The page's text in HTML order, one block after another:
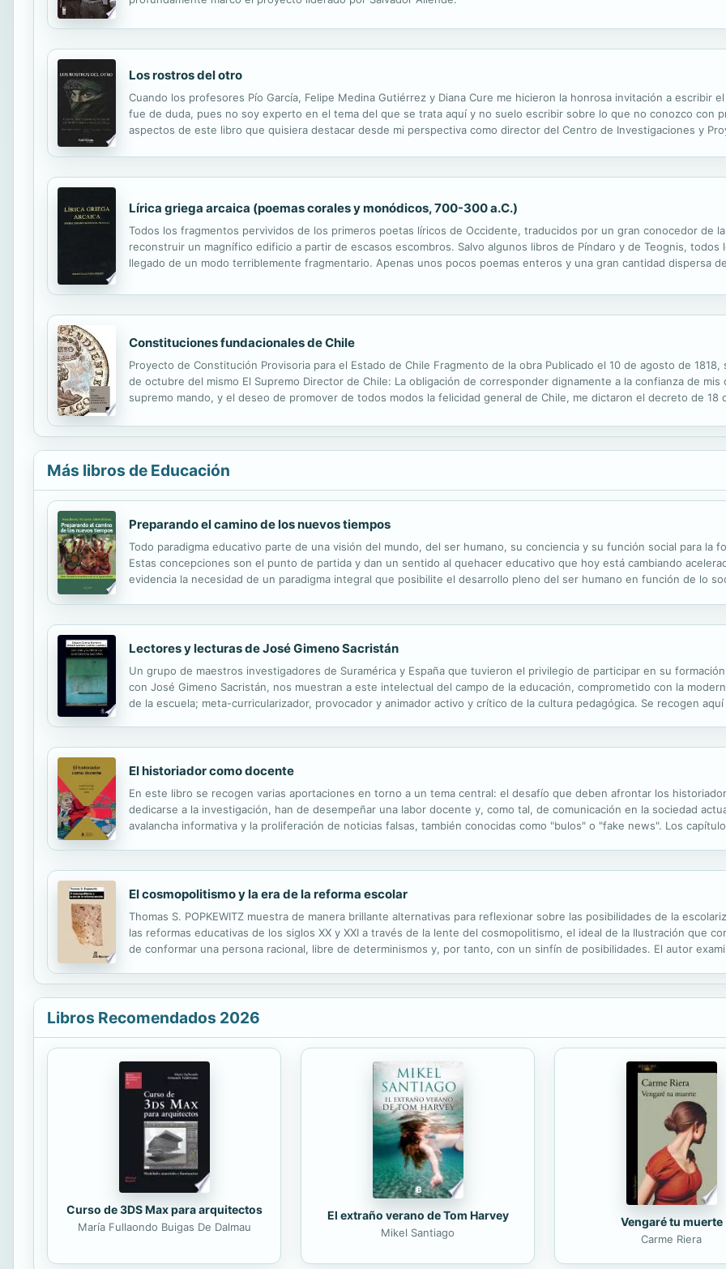
Los rostros del otro
Cuando los profesores Pío García, Felipe Medina Gutiérrez y Diana Cure me hicieron la honrosa invitación a escribir
fue de duda, pues no soy experto en el tema del que se trata aquí y no suelo escribir sobre lo que no conozco con
aspectos de este libro que quisiera destacar desde mi perspectiva como director del Centro de Investigaciones y
Lírica griega arcaica (poemas corales y monódicos, 700-300 a.C.)
Todos los fragmentos pervividos de los primeros poetas líricos de Occidente, traducidos por un gran conocedor de
reconstruir un magnífico edificio a partir de escasos escombros. Salvo algunos libros de Píndaro y de Teognis, todos
llegado de un modo terriblemente fragmentario. Apenas unos pocos poemas enteros y una gran cantidad dispersa
Constituciones fundacionales de Chile
Proyecto de Constitución Provisoria para el Estado de Chile Fragmento de la obra Publicado el 10 de agosto de
de octubre del mismo El Supremo Director de Chile: La obligación de corresponder dignamente a la confianza de
supremo mando, y el deseo de promover de todos modos la felicidad general de Chile, me dictaron el decreto de 18
Más libros de Educación
Preparando el camino de los nuevos tiempos
Todo paradigma educativo parte de una visión del mundo, del ser humano, su conciencia y su función social para la
Estas concepciones son el punto de partida y dan un sentido al quehacer educativo que hoy está cambiando
evidencia la necesidad de un paradigma integral que posibilite el desarrollo pleno del ser humano en función de lo
Lectores y lecturas de José Gimeno Sacristán
Un grupo de maestros investigadores de Suramérica y España que tuvieron el privilegio de participar en su
con José Gimeno Sacristán, nos muestran a este intelectual del campo de la educación, comprometido con la
de la escuela; meta-curricularizador, provocador y animador activo y crítico de la cultura pedagógica. Se recogen
El historiador como docente
En este libro se recogen varias aportaciones en torno a un tema central: el desafío que deben afrontar los
dedicarse a la investigación, han de desempeñar una labor docente y, como tal, de comunicación en la sociedad
avalancha informativa y la proliferación de noticias falsas, también conocidas como "bulos" o "fake news". Los
El cosmopolitismo y la era de la reforma escolar
Thomas S. POPKEWITZ muestra de manera brillante alternativas para reflexionar sobre las posibilidades de la
las reformas educativas de los siglos XX y XXI a través de la lente del cosmopolitismo, el ideal de la Ilustración que
de conformar una persona racional, libre de determinismos y, por tanto, con un sinfín de posibilidades. El autor
Libros Recomendados 2026
Curso de 3DS Max para arquitectos
María Fullaondo Buigas De Dalmau
El extraño verano de Tom Harvey
Mikel Santiago
Vengaré tu muerte
Carme Riera